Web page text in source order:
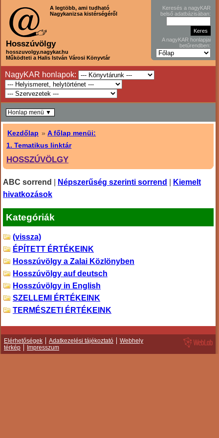
A legtöbb, ami tudható
Nagykanizsa kistérségéről
Hosszúvölgy
hosszuvolgy.nagykar.hu
Működteti a Halis István Városi Könyvtár
Keresés a nagyKAR
belső adatbázisában:
A nagyKAR honlapjai
betűrendben:
NagyKAR honlapok:
Kezdőlap »A főlap menüi:
1. Tematikus linktár
HOSSZÚVÖLGY
ABC sorrend Népszerűség szerinti sorrend
Kiemelt
hivatkozások
Kategóriák
(vissza)
ÉPÍTETT ÉRTÉKEINK
Hosszúvölgy a Zalai Közlönyben
Hosszúvölgy auf deutsch
Hosszúvölgy in English
SZELLEMI ÉRTÉKEINK
TERMÉSZETI ÉRTÉKEINK
Honlap menü ▼
Elérhetőségek Adatkezelési tájékoztató
Webhely
térkép
Impresszum